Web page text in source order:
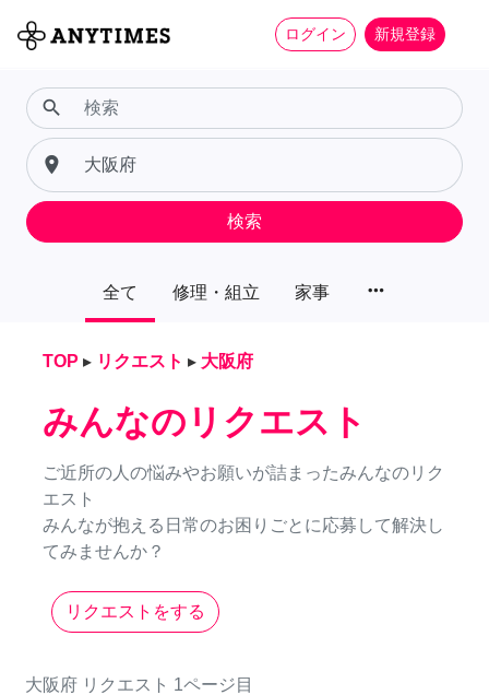
ログイン 新規登録
全て 修理・組立 家事 more_horiz
search
place
検索
TOP ▸ リクエスト ▸ 大阪府
みんなのリクエスト
ご近所の人の悩みやお願いが詰まったみんなのリク
エスト
みんなが抱える日常のお困りごとに応募して解決し
てみませんか？
リクエストをする
大阪府 リクエスト 1ページ目